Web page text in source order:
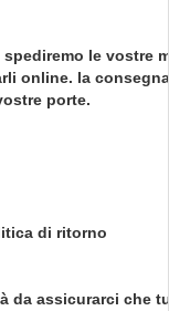
le vostre
online. la
porte.
di ritorno
da assicurarci che